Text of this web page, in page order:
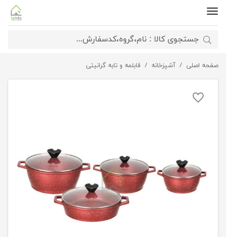
صفحه اصلی آشپزخانه قابلمه و تابه گرانیتی سرویس 8 پارچه ورونا